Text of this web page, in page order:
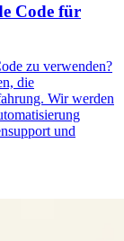
Code für
zu verwenden?
die
Wir werden
und